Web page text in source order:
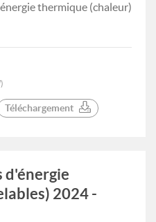
thermique (chaleur)
Téléchargement
d'énergie
2024 -